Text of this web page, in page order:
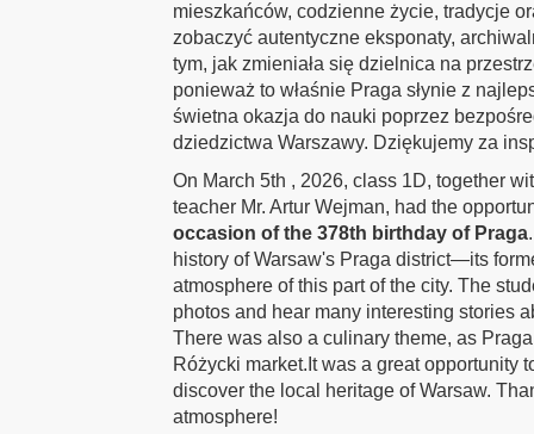
mieszkańców, codzienne życie, tradycje
zobaczyć autentyczne eksponaty,
tym, jak zmieniała się dzielnica na
ponieważ to właśnie Praga słynie z
świetna okazja do nauki poprzez
dziedzictwa Warszawy. Dziękujemy za
On March 5th , 2026, class 1D, together
teacher Mr. Artur Wejman, had the
occasion of the 378th birthday of Praga
history of Warsaw's Praga district—its
atmosphere of this part of the city. The
photos and hear many interesting stories
There was also a culinary theme, as
Różycki market.It was a great opportunity
discover the local heritage of Warsaw.
atmosphere!